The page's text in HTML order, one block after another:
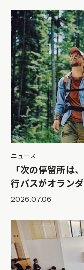
ニュース
「次の停留所は
行バスがオラン
2026.07.06